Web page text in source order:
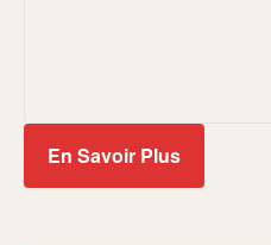
En Savoir Plus